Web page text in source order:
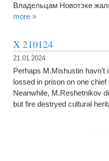
Владельцам Новотэке
more »
X 210124
21.01.2024
Perhaps M.Mishustin
lossed in prison on one
Neanwhile, M.Reshetnikov
but fire destryed cultural